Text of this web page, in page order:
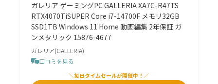
ガレリア ゲーミングPC GALLERIA XA7C-R47TS
RTX4070TiSUPER Core i7-14700F メモリ32GB
SSD1TB Windows 11 Home 動画編集 2年保証 ガ
ンメタリック 15876-4677
ガレリア(GALLERIA)
口コミを見る
＼毎日タイムセールが開催中！／